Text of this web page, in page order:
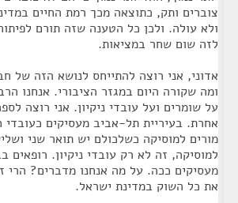
צוברים ותק, כתוצאה מכך רמת החיים
ולא עולה. ולכן כל הטענה שזה תורם
לזה שום שחר במציאות.
אדוני, אני רוצה להתייחס לנושא הזה של
ומה שקורה היום במגזר הציבורי. אנחנו
על שומרים ועל עובדי ניקיון. אני רוצה
אחרת. בעיריית תל-אביב מעסיקים
מורים למוסיקה כשלכולם יש תואר שני
למוסיקה, זה לא רק עובדי ניקיון. רופאים
מעסיקים ככה. על מה אנחנו מדברים? הרי
את כל השוק במדינת ישראל.